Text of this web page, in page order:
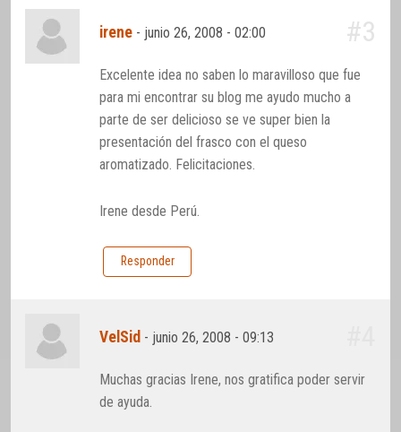
irene - junio 26, 2008 - 02:00 #3
Excelente idea no saben lo maravilloso que fue
para mi encontrar su blog me ayudo mucho a
parte de ser delicioso se ve super bien la
presentación del frasco con el queso
aromatizado. Felicitaciones.
Irene desde Perú.
Responder
VelSid - junio 26, 2008 - 09:13
Muchas gracias Irene, nos gratifica poder servir
de ayuda.